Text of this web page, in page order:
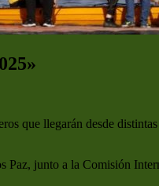
que llegarán desde
junto a la Comisión